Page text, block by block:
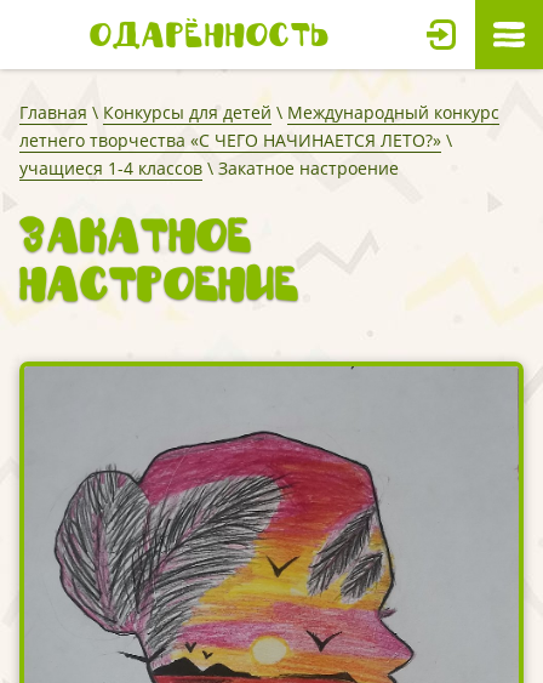
Одарённость
Главная \ Конкурсы для детей \ Международный конкурс
летнего творчества «С ЧЕГО НАЧИНАЕТСЯ ЛЕТО?» \
учащиеся 1-4 классов \ Закатное настроение
Закатное
настроение